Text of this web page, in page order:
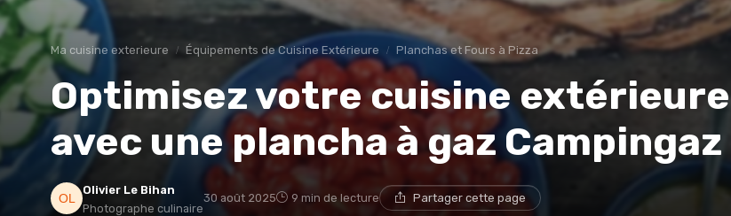
Ma cuisine exterieure Équipements de Cuisine Extérieure Planchas et Fours à Pizza
Optimisez votre cuisine extérieure
avec une plancha à gaz Campingaz
Olivier Le Bihan
Photographe culinaire
30 août 2025 9 min de lecture Partager cette page